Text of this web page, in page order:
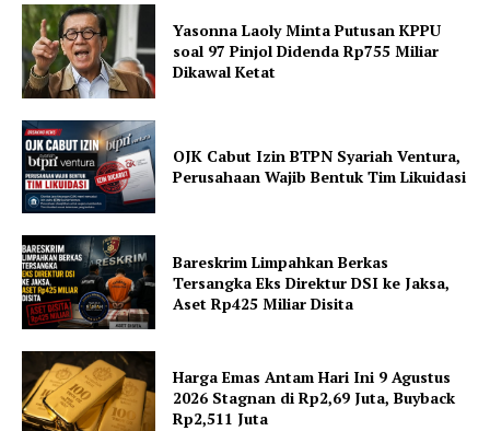
Yasonna Laoly Minta Putusan KPPU
soal 97 Pinjol Didenda Rp755 Miliar
Dikawal Ketat
OJK Cabut Izin BTPN Syariah Ventura,
Perusahaan Wajib Bentuk Tim Likuidasi
Bareskrim Limpahkan Berkas
Tersangka Eks Direktur DSI ke Jaksa,
Aset Rp425 Miliar Disita
Harga Emas Antam Hari Ini 9 Agustus
2026 Stagnan di Rp2,69 Juta, Buyback
Rp2,511 Juta